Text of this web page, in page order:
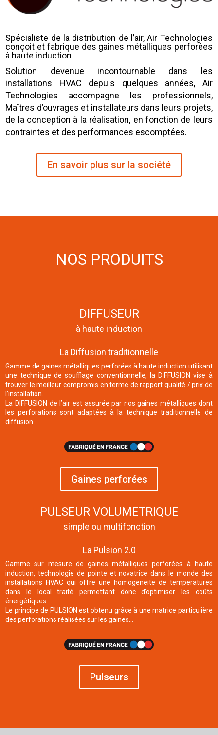
Spécialiste de la distribution de l’air, Air Technologies
conçoit et fabrique des gaines métalliques perforées
à haute induction.
Solution devenue incontournable dans les
installations HVAC depuis quelques années, Air
Technologies accompagne les professionnels,
Maîtres d’ouvrages et installateurs dans leurs projets,
de la conception à la réalisation, en fonction de leurs
contraintes et des performances escomptées.
En savoir plus sur la société
NOS PRODUITS
DIFFUSEUR
à haute induction
La Diffusion traditionnelle
Gamme de gaines métalliques perforées à haute induction utilisant
une technique de soufflage conventionnelle, la DIFFUSION vise à
trouver le meilleur compromis en terme de rapport qualité / prix de
l’installation.
La DIFFUSION de l’air est assurée par nos gaines métalliques dont
les perforations sont adaptées à la technique traditionnelle de
diffusion.
Gaines perforées
PULSEUR VOLUMETRIQUE
simple ou multifonction
La Pulsion 2.0
Gamme sur mesure de gaines métalliques perforées à haute
induction, technologie de pointe et novatrice dans le monde des
installations HVAC qui offre une homogénéité de températures
dans le local traité permettant donc d’optimiser les coûts
énergétiques.
Le principe de PULSION est obtenu grâce à une matrice particulière
des perforations réalisées sur les gaines…
Pulseurs